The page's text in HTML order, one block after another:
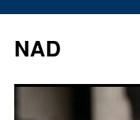
contenuto
NAD